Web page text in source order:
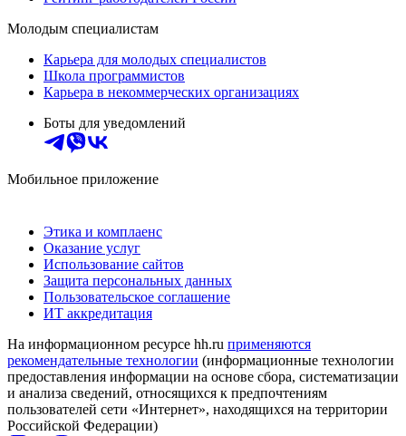
Молодым специалистам
Карьера для молодых специалистов
Школа программистов
Карьера в некоммерческих организациях
Боты для уведомлений
Мобильное приложение
Этика и комплаенс
Оказание услуг
Использование сайтов
Защита персональных данных
Пользовательское соглашение
ИТ аккредитация
На информационном ресурсе hh.ru применяются
рекомендательные технологии (информационные технологии
предоставления информации на основе сбора, систематизации
и анализа сведений, относящихся к предпочтениям
пользователей сети «Интернет», находящихся на территории
Российской Федерации)